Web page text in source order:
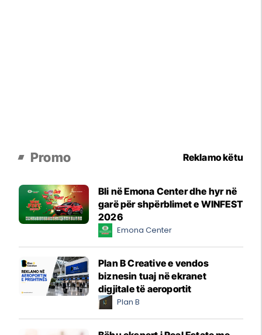
Promo Reklamo këtu
Bli në Emona Center dhe hyr në
garë për shpërblimet e WINFEST
2026
Emona Center
Plan B Creative e vendos
biznesin tuaj në ekranet
digjitale të aeroportit
Plan B